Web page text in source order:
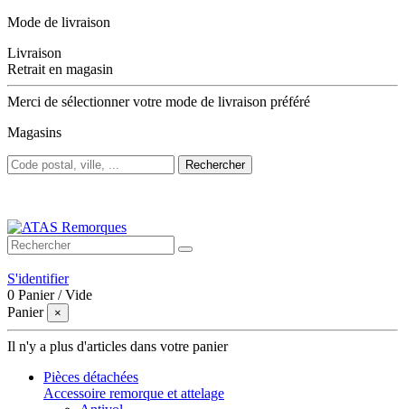
Mode de livraison
Livraison
Retrait en magasin
Merci de sélectionner votre mode de livraison préféré
Magasins
Rechercher
S'identifier
0 Panier /Vide
Panier
×
Il n'y a plus d'articles dans votre panier
Pièces détachées
Accessoire remorque et attelage